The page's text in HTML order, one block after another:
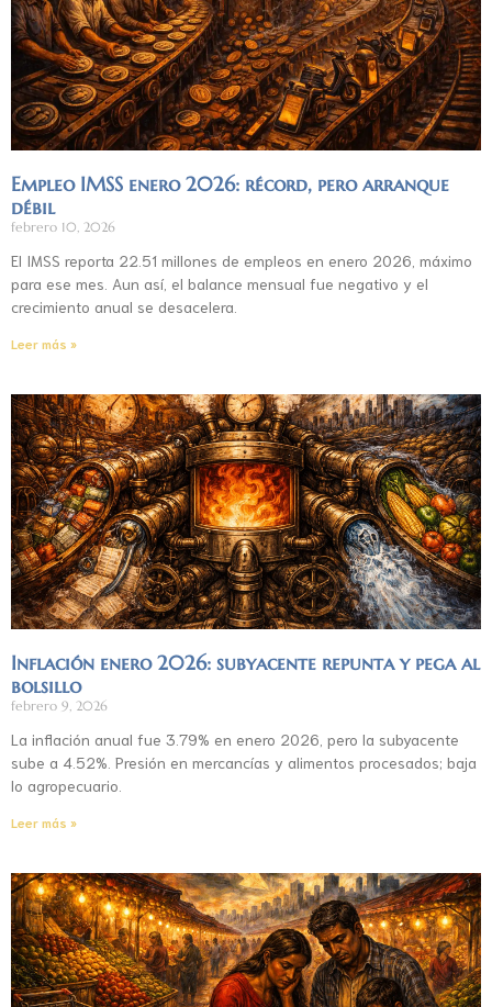
Empleo IMSS enero 2026: récord, pero arranque
débil
febrero 10, 2026
El IMSS reporta 22.51 millones de empleos en enero 2026, máximo
para ese mes. Aun así, el balance mensual fue negativo y el
crecimiento anual se desacelera.
Leer más »
Inflación enero 2026: subyacente repunta y pega al
bolsillo
febrero 9, 2026
La inflación anual fue 3.79% en enero 2026, pero la subyacente
sube a 4.52%. Presión en mercancías y alimentos procesados; baja
lo agropecuario.
Leer más »